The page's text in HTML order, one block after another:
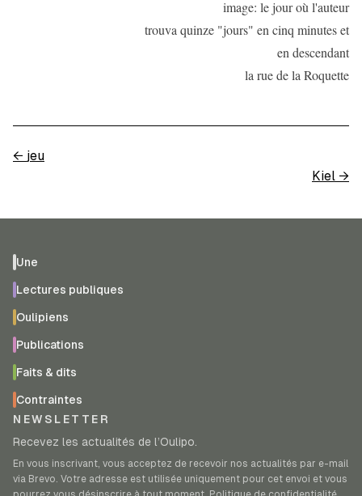
image: le jour où l'auteur
trouva quinze "jours" en cinq minutes et
en descendant
la rue de la Roquette
← jeu
Kiel →
Une
Lectures publiques
Oulipiens
Publications
Faits & dits
Contraintes
NEWSLETTER
Recevez les actualités de l’Oulipo.
En vous inscrivant, vous acceptez de recevoir nos actualités par e-mail
via Brevo. Votre adresse est utilisée uniquement pour cet envoi et vous